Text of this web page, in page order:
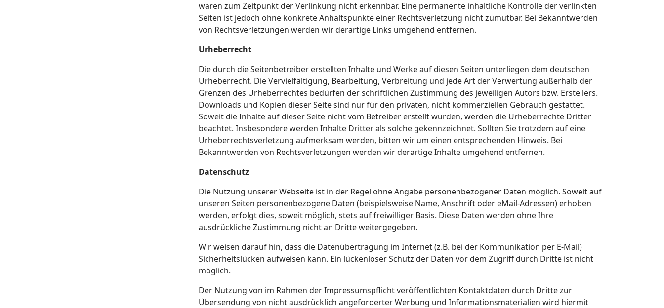
waren zum Zeitpunkt der Verlinkung nicht erkennbar. Eine permanente inhaltliche Kontrolle der verlinkten
Seiten ist jedoch ohne konkrete Anhaltspunkte einer Rechtsverletzung nicht zumutbar. Bei Bekanntwerden
von Rechtsverletzungen werden wir derartige Links umgehend entfernen.
Urheberrecht
Die durch die Seitenbetreiber erstellten Inhalte und Werke auf diesen Seiten unterliegen dem deutschen
Urheberrecht. Die Vervielfältigung, Bearbeitung, Verbreitung und jede Art der Verwertung außerhalb der
Grenzen des Urheberrechtes bedürfen der schriftlichen Zustimmung des jeweiligen Autors bzw. Erstellers.
Downloads und Kopien dieser Seite sind nur für den privaten, nicht kommerziellen Gebrauch gestattet.
Soweit die Inhalte auf dieser Seite nicht vom Betreiber erstellt wurden, werden die Urheberrechte Dritter
beachtet. Insbesondere werden Inhalte Dritter als solche gekennzeichnet. Sollten Sie trotzdem auf eine
Urheberrechtsverletzung aufmerksam werden, bitten wir um einen entsprechenden Hinweis. Bei
Bekanntwerden von Rechtsverletzungen werden wir derartige Inhalte umgehend entfernen.
Datenschutz
Die Nutzung unserer Webseite ist in der Regel ohne Angabe personenbezogener Daten möglich. Soweit auf
unseren Seiten personenbezogene Daten (beispielsweise Name, Anschrift oder eMail-Adressen) erhoben
werden, erfolgt dies, soweit möglich, stets auf freiwilliger Basis. Diese Daten werden ohne Ihre
ausdrückliche Zustimmung nicht an Dritte weitergegeben.
Wir weisen darauf hin, dass die Datenübertragung im Internet (z.B. bei der Kommunikation per E-Mail)
Sicherheitslücken aufweisen kann. Ein lückenloser Schutz der Daten vor dem Zugriff durch Dritte ist nicht
möglich.
Der Nutzung von im Rahmen der Impressumspflicht veröffentlichten Kontaktdaten durch Dritte zur
Übersendung von nicht ausdrücklich angeforderter Werbung und Informationsmaterialien wird hiermit